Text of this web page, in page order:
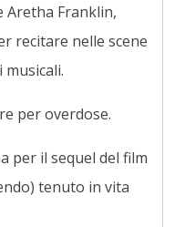
Aretha Franklin,
recitare nelle scene
per overdose.
per il sequel del film
tenuto in vita